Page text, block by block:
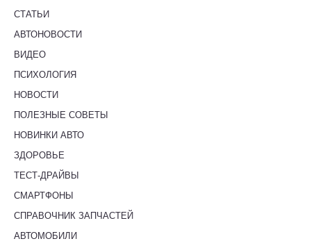
СТАТЬИ
АВТОНОВОСТИ
ВИДЕО
ПСИХОЛОГИЯ
НОВОСТИ
ПОЛЕЗНЫЕ СОВЕТЫ
НОВИНКИ АВТО
ЗДОРОВЬЕ
ТЕСТ-ДРАЙВЫ
СМАРТФОНЫ
СПРАВОЧНИК ЗАПЧАСТЕЙ
АВТОМОБИЛИ